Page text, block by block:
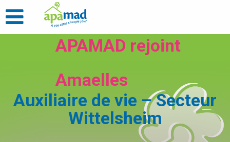
APAMAD rejoint
Amaelles
Auxiliaire de vie – Secteur
Wittelsheim